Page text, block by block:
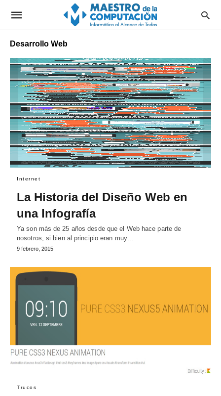
Desarrollo Web
Internet
La Historia del Diseño Web en
una Infografía
Ya son más de 25 años desde que el Web hace parte de
nosotros, si bien al principio eran muy…
9 febrero, 2015
Trucos